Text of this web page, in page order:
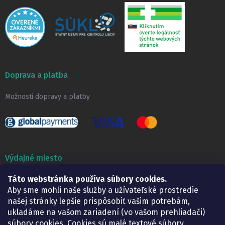
Táto webstránka používa súbory cookies.
Aby sme mohli naše služby a užívateľské prostredie
našej stránky lepšie prispôsobiť vašim potrebám,
ukladáme na vašom zariadení (vo vašom prehliadači)
Doprava a platba
Možnosti dopravy a platby
Výdajné miesto
Lekáreň ADONAI
Košice – Smetanova 2
Pondelok:
07.30 – 15.30 h.
Utorok:
07.30 – 16.00 h.
Streda:
07.30 – 16.00 h.